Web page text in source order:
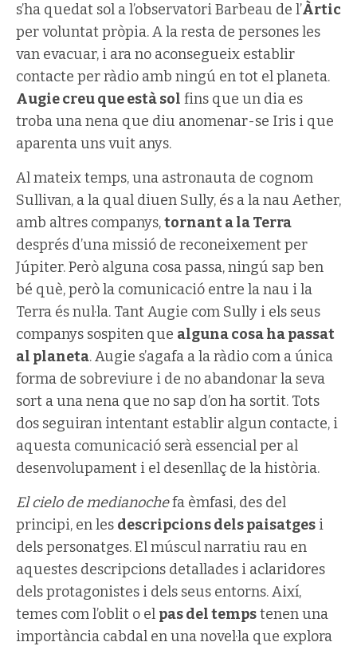
s’ha quedat sol a l’observatori Barbeau de l’Àrtic
per voluntat pròpia. A la resta de persones les
van evacuar, i ara no aconsegueix establir
contacte per ràdio amb ningú en tot el planeta.
Augie creu que està sol fins que un dia es
troba una nena que diu anomenar-se Iris i que
aparenta uns vuit anys.
Al mateix temps, una astronauta de cognom
Sullivan, a la qual diuen Sully, és a la nau Aether,
amb altres companys,tornant a la Terra
després d’una missió de reconeixement per
Júpiter. Però alguna cosa passa, ningú sap ben
bé què, però la comunicació entre la nau i la
Terra és nul·la. Tant Augie com Sully i els seus
companys sospiten que alguna cosa ha passat
al planeta. Augie s’agafa a la ràdio com a única
forma de sobreviure i de no abandonar la seva
sort a una nena que no sap d’on ha sortit. Tots
dos seguiran intentant establir algun contacte, i
aquesta comunicació serà essencial per al
desenvolupament i el desenllaç de la història.
El cielo de medianochefa èmfasi, des del
principi, en les descripcions dels paisatges i
dels personatges. El múscul narratiu rau en
aquestes descripcions detallades i aclaridores
dels protagonistes i dels seus entorns. Així,
temes com l’oblit o el pas del tempstenen una
importància cabdal en una novel·la que explora